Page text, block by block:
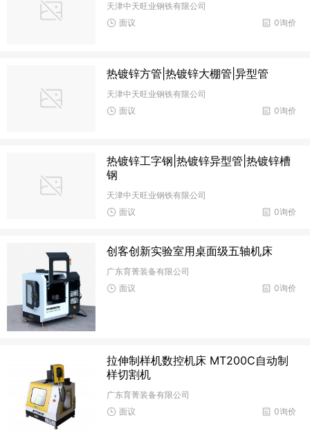
天津中天旺业钢铁有限公司
0询价
面议
热镀锌方管|热镀锌大棚管|异型管
天津中天旺业钢铁有限公司
0询价
面议
热镀锌工字钢|热镀锌异型管|热镀锌槽
钢
天津中天旺业钢铁有限公司
0询价
面议
创客创新实验室用桌面级五轴机床
广东育菁装备有限公司
0询价
面议
拉伸制样机数控机床 MT200C自动制
样切割机
广东育菁装备有限公司
0询价
面议